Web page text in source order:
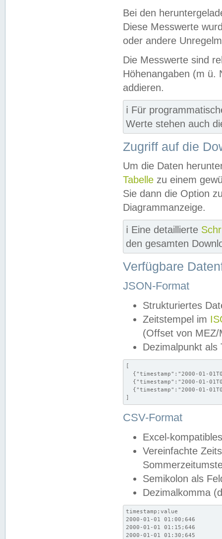
Bei den
Diese Messwerte
oder andere
Die Messwerte sind
Höhenangaben (m ü.
addieren.
ℹ️ Für
Werte stehen auch
Zugriff auf die
Um die Daten
Tabelle zu einem
Sie dann die Option
Diagrammanzeige.
ℹ️ Eine detaillierte
den gesamten
Verfügbare
JSON-Format
Strukturiertes
Zeitstempel im
(Offset von MEZ/
Dezimalpunkt als
[
{"timestamp":"2000-01-
{"timestamp":"2000-01-
{"timestamp":"2000-01-
]
CSV-Format
Excel-
Vereinfachte
Semikolon als
Dezimalkomma
timestamp;value
2000-01-01 01:00;646
2000-01-01 01:15;646
2000-01-01 01:30;645